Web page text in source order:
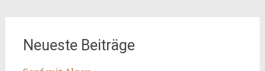
Neueste Beiträge